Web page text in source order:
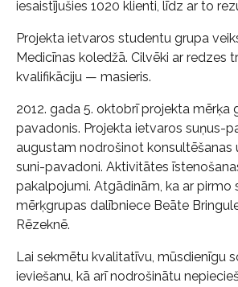
iesaistījušies 1020 klienti, līdz ar to
Projekta ietvaros studentu grupa
Medicīnas koledžā. Cilvēki ar
kvalifikāciju — masieris.
2012. gada 5. oktobrī projekta
pavadonis. Projekta ietvaros suņus-
augustam nodrošinot konsultēšanas
suni-pavadoni. Aktivitātes
pakalpojumi. Atgādinām, ka ar
mērķgrupas dalībniece Beāte
Rēzeknē.
Lai sekmētu kvalitatīvu, mūsdienīgu
ieviešanu, kā arī nodrošinātu